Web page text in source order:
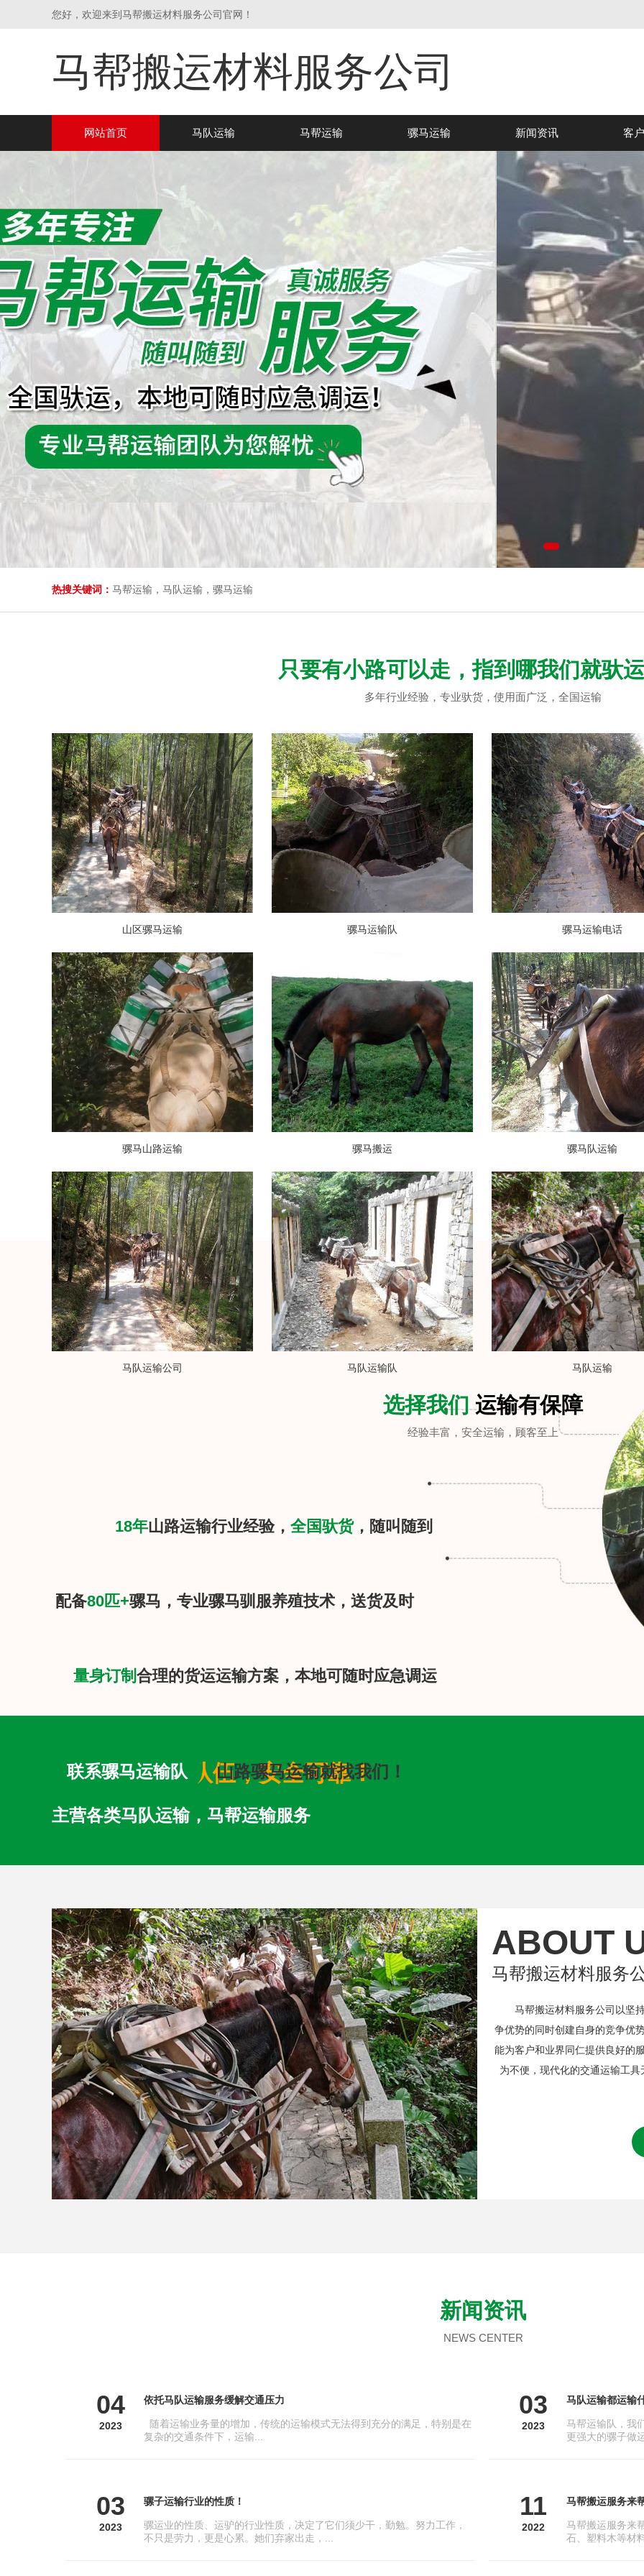
您好，欢迎来到马帮搬运材料服务公司官网！
马帮搬运材料服务公司
网站首页 马队运输 马帮运输 骡马运输 新闻资讯 客
热搜关键词： 马帮运输，马队运输，骡马运输
只要有小路可以走，指到哪我们就驮
多年行业经验，专业驮货，使用面广泛，全国运输
山区骡马运输 骡马运输队 骡马运输电话
骡马山路运输 骡马搬运 骡马队运输
马队运输公司 马队运输队 马队运输
选择我们运输有保障
经验丰富，安全运输，顾客至上
18年山路运输行业经验， 全国驮货，随叫随到
配备80匹+骡马，专业骡马驯服养殖技术，送货及时
量身订制 合理的货运运输方案，本地可随时应急调运
联系骡马运输队 山路骡马运输就找我们！
专业马队运输队伍，安全可靠！
主营各类马队运输，马帮运输服务
ABOUT
马帮搬运材料服务
马帮搬运材料服务公司以坚持
争优势的同时创建自身的竞争优
能为客户和业界同仁提供良好的
为不便，现代化的交通运输工
新闻资讯
NEWS CENTER
04
2023
依托马队运输服务缓解交通压力
随着运输业务量的增加，传统的运输模式无法得到充分的满足，特别是在
复杂的交通条件下，运输...
03
2023
马队运输都运输
马帮运输队，我
更强大的骡子做
03
2023
骡子运输行业的性质！
骡运业的性质、运驴的行业性质，决定了它们须少干，勤勉。努力工作，
不只是劳力，更是心累。她们弃家出走，...
11
2022
马帮搬运服务来
马帮搬运服务来
石、塑料木等材